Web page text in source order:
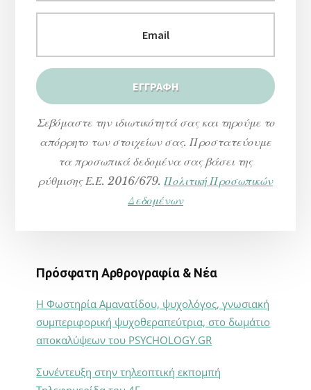
Σεβόμαστε την ιδιωτικότητά σας και τηρούμε το
απόρρητο των στοιχείων σας. Προστατεύουμε
τα προσωπικά δεδομένα σας βάσει της
ρύθμισης Ε.Ε. 2016/679. Πολιτική Προσωπικών
Δεδομένων
Πρόσφατη Αρθρογραφία & Νέα
Η Φωστηρία Αμανατίδου, ψυχολόγος, γνωσιακή
συμπεριφορική ψυχοθεραπεύτρια, στο δωμάτιο
αποκαλύψεων του PSYCHOLOGY.GR
Συνέντευξη στην τηλεοπτική εκπομπή